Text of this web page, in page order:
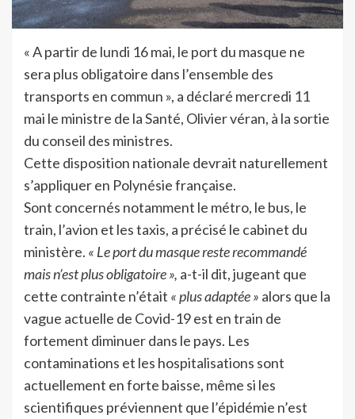
« A partir de lundi 16 mai, le port du masque ne
sera plus obligatoire dans l’ensemble des
transports en commun », a déclaré mercredi 11
mai le ministre de la Santé, Olivier véran, à la sortie
du conseil des ministres.
Cette disposition nationale devrait naturellement
s’appliquer en Polynésie française.
Sont concernés notamment le métro, le bus, le
train, l’avion et les taxis, a précisé le cabinet du
ministère. « Le port du masque reste recommandé
mais n’est plus obligatoire », a-t-il dit, jugeant que
cette contrainte n’était « plus adaptée » alors que la
vague actuelle de Covid-19 est en train de
fortement diminuer dans le pays. Les
contaminations et les hospitalisations sont
actuellement en forte baisse, même si les
scientifiques préviennent que l’épidémie n’est